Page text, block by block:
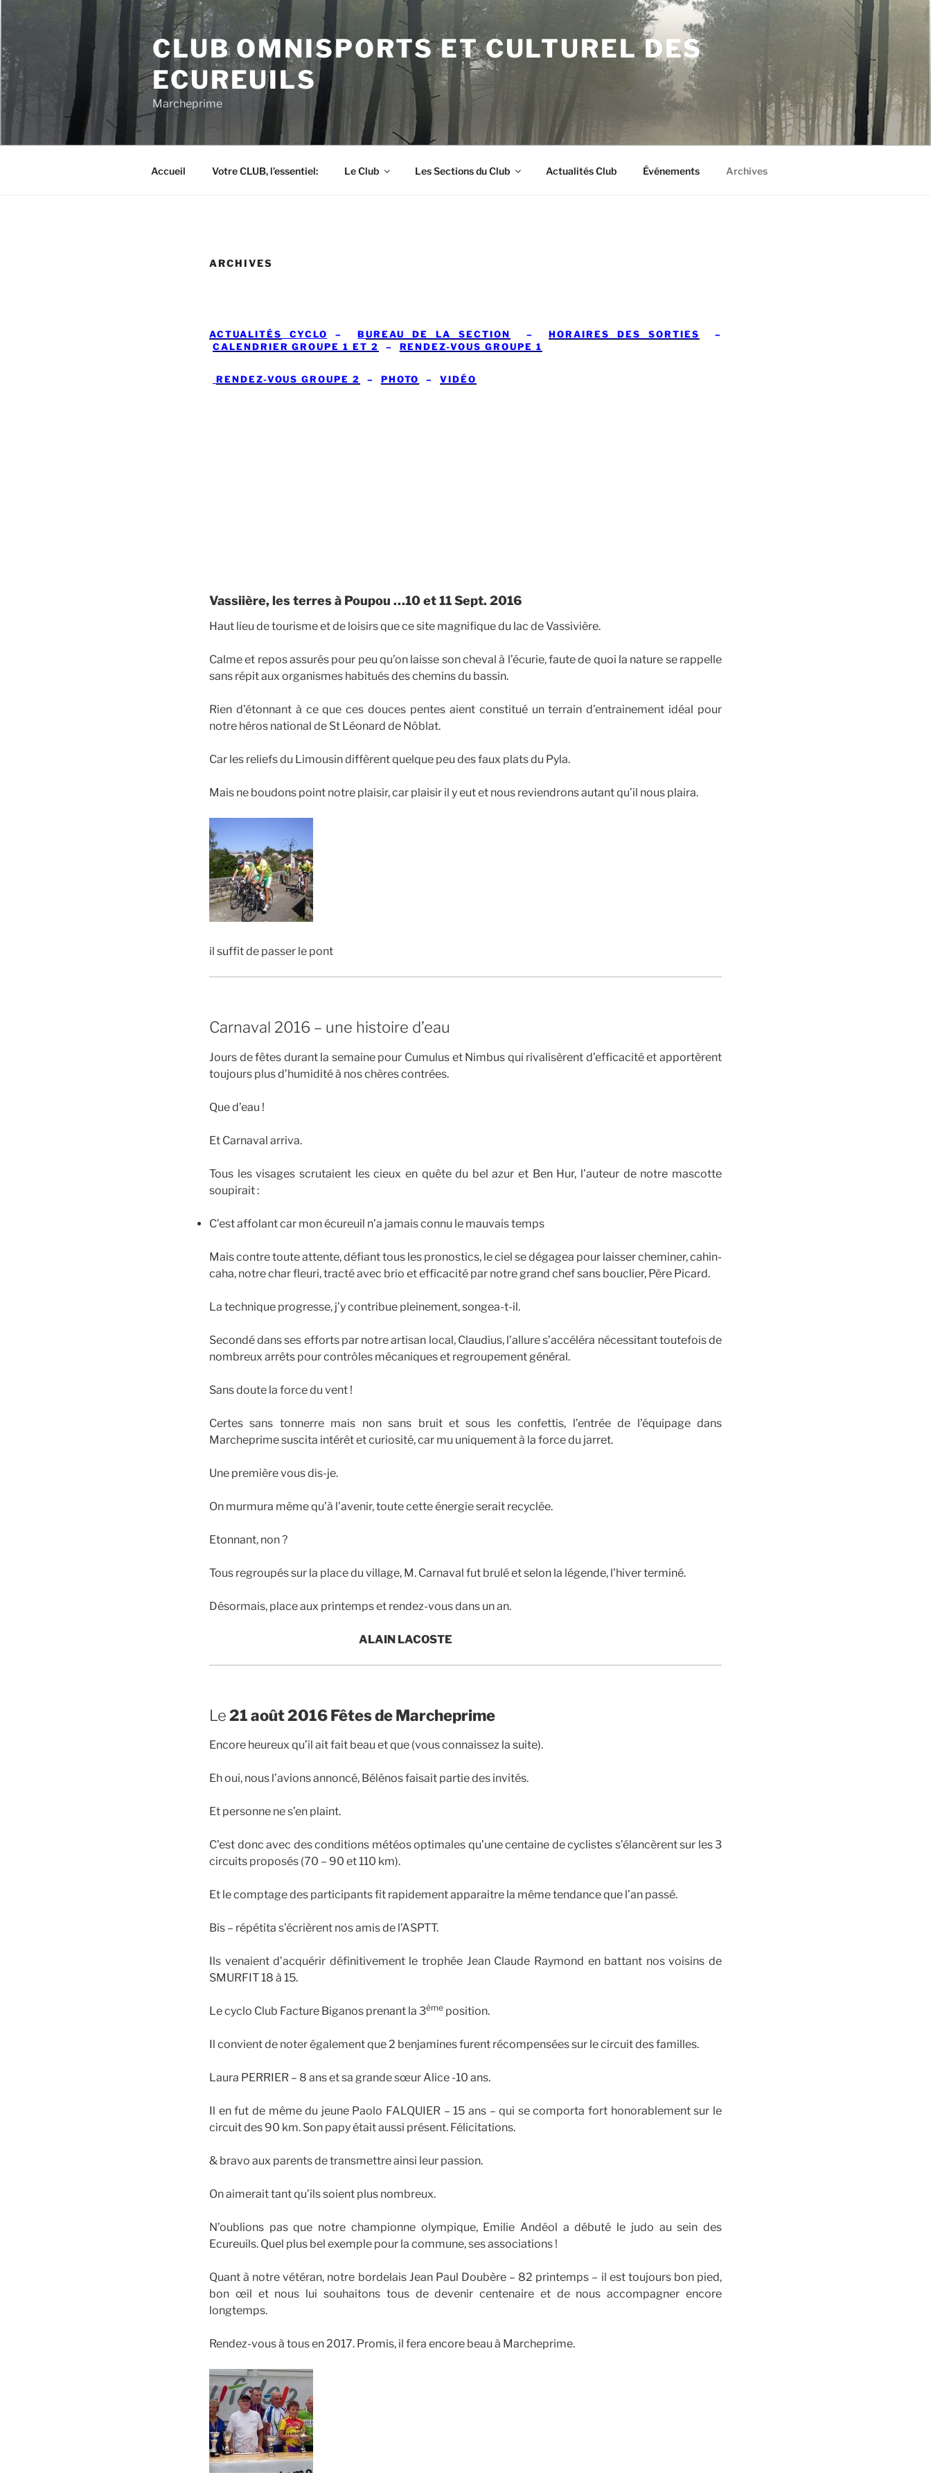
principal
CLUB OMNISPORTS ET CULTUREL DES
ECUREUILS
Marcheprime
Accueil Votre CLUB, l’essentiel: Le Club Les Sections du Club Actualités Club Événements Archives
ARCHIVES
ACTUALITÉS CYCLO –BUREAU DE LA SECTION – HORAIRES DES SORTIES –
CALENDRIER GROUPE 1 ET 2
– RENDEZ-VOUS GROUPE 1
RENDEZ-VOUS GROUPE 2 – PHOTO –VIDÉO
Vassiière, les terres à Poupou …10 et 11 Sept. 2016
Haut lieu de tourisme et de loisirs que ce site magnifique du lac de Vassivière.
Calme et repos assurés pour peu qu’on laisse son cheval à l’écurie, faute de quoi la nature se rappelle
sans répit aux organismes habitués des chemins du bassin.
Rien d’étonnant à ce que ces douces pentes aient constitué un terrain d’entrainement idéal pour
notre héros national de St Léonard de Nôblat.
Car les reliefs du Limousin diffèrent quelque peu des faux plats du Pyla.
Mais ne boudons point notre plaisir, car plaisir il y eut et nous reviendrons autant qu’il nous plaira.
il suffit de passer le pont
Carnaval 2016 – une histoire d’eau
Jours de fêtes durant la semaine pour Cumulus et Nimbus qui rivalisèrent d’efficacité et apportèrent
toujours plus d’humidité à nos chères contrées.
Que d’eau !
Et Carnaval arriva.
Tous les visages scrutaient les cieux en quête du bel azur et Ben Hur, l’auteur de notre mascotte
soupirait :
C’est affolant car mon écureuil n’a jamais connu le mauvais temps
Mais contre toute attente, défiant tous les pronostics, le ciel se dégagea pour laisser cheminer, cahin-
caha, notre char fleuri, tracté avec brio et efficacité par notre grand chef sans bouclier, Père Picard.
La technique progresse, j’y contribue pleinement, songea-t-il.
Secondé dans ses efforts par notre artisan local, Claudius, l’allure s’accéléra nécessitant toutefois de
nombreux arrêts pour contrôles mécaniques et regroupement général.
Sans doute la force du vent !
Certes sans tonnerre mais non sans bruit et sous les confettis, l’entrée de l’équipage dans
Marcheprime suscita intérêt et curiosité, car mu uniquement à la force du jarret.
Une première vous dis-je.
On murmura même qu’à l’avenir, toute cette énergie serait recyclée.
Etonnant, non ?
Tous regroupés sur la place du village, M. Carnaval fut brulé et selon la légende, l’hiver terminé.
Désormais, place aux printemps et rendez-vous dans un an.
ALAIN LACOSTE
Le21 août 2016 Fêtes de Marcheprime
Encore heureux qu’il ait fait beau et que (vous connaissez la suite).
Eh oui, nous l’avions annoncé, Bélénos faisait partie des invités.
Et personne ne s’en plaint.
C’est donc avec des conditions météos optimales qu’une centaine de cyclistes s’élancèrent sur les 3
circuits proposés (70 – 90 et 110 km).
Et le comptage des participants fit rapidement apparaitre la même tendance que l’an passé.
Bis – répétita s’écrièrent nos amis de l’ASPTT.
Ils venaient d’acquérir définitivement le trophée Jean Claude Raymond en battant nos voisins de
SMURFIT 18 à 15.
Le cyclo Club Facture Biganos prenant la 3ème position.
Il convient de noter également que 2 benjamines furent récompensées sur le circuit des familles.
Laura PERRIER – 8 ans et sa grande sœur Alice -10 ans.
Il en fut de même du jeune Paolo FALQUIER – 15 ans – qui se comporta fort honorablement sur le
circuit des 90 km. Son papy était aussi présent. Félicitations.
& bravo aux parents de transmettre ainsi leur passion.
On aimerait tant qu’ils soient plus nombreux.
N’oublions pas que notre championne olympique, Emilie Andéol a débuté le judo au sein des
Ecureuils. Quel plus bel exemple pour la commune, ses associations !
Quant à notre vétéran, notre bordelais Jean Paul Doubère – 82 printemps – il est toujours bon pied,
bon œil et nous lui souhaitons tous de devenir centenaire et de nous accompagner encore
longtemps.
Rendez-vous à tous en 2017. Promis, il fera encore beau à Marcheprime.